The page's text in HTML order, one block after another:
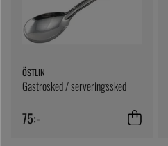
ÖSTLIN
Gastrosked / serveringssked
75:-